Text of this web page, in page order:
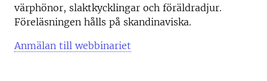
värphönor, slaktkycklingar och föräldradjur.
Föreläsningen hålls på skandinaviska.
Anmälan till webbinariet